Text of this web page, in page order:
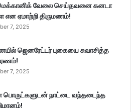
வேலை செய்தவனை கனடா
என ஏமாற்றி திருமணம்!
7, 2025
ஜெனரேட்டர் புகையை சுவாசித்த
7, 2025
பொருட்களுடன் நாட்டை வந்தடைந்த